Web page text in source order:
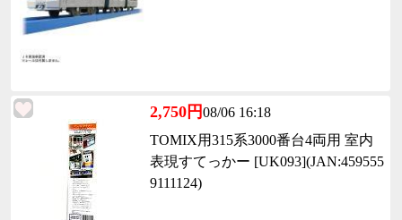
2,750円08/06 16:18
TOMIX用315系3000番台4両用 室内
表現すてっかー [UK093](JAN:459555
9111124)